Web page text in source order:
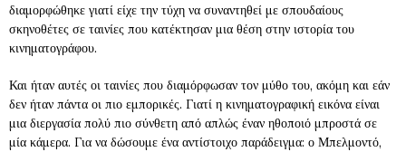
διαμορφώθηκε γιατί είχε την τύχη να συναντηθεί με σπουδαίους
σκηνοθέτες σε ταινίες που κατέκτησαν μια θέση στην ιστορία του
κινηματογράφου.
Και ήταν αυτές οι ταινίες που διαμόρφωσαν τον μύθο του, ακόμη και εάν
δεν ήταν πάντα οι πιο εμπορικές. Γιατί η κινηματογραφική εικόνα είναι
μια διεργασία πολύ πιο σύνθετη από απλώς έναν ηθοποιό μπροστά σε
μία κάμερα. Για να δώσουμε ένα αντίστοιχο παράδειγμα: ο Μπελμοντό,